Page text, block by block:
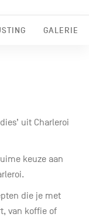
GALERIE
uit Charleroi
keuze aan
die je met
van koffie of